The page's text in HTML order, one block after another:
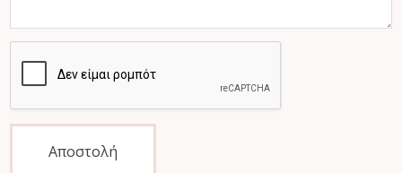
Αποστολή